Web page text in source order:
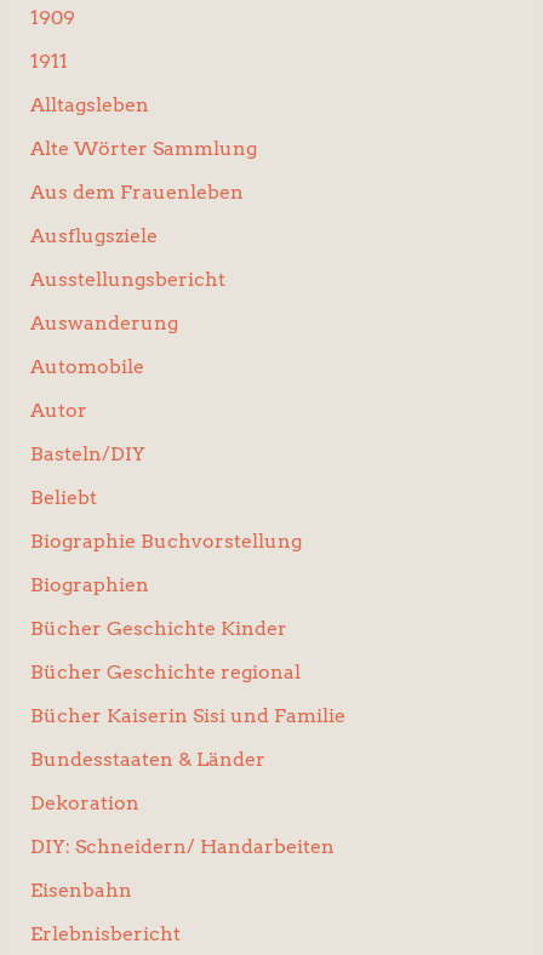
1909
1911
Alltagsleben
Alte Wörter Sammlung
Aus dem Frauenleben
Ausflugsziele
Ausstellungsbericht
Auswanderung
Automobile
Autor
Basteln/DIY
Beliebt
Biographie Buchvorstellung
Biographien
Bücher Geschichte Kinder
Bücher Geschichte regional
Bücher Kaiserin Sisi und Familie
Bundesstaaten & Länder
Dekoration
DIY: Schneidern/ Handarbeiten
Eisenbahn
Erlebnisbericht